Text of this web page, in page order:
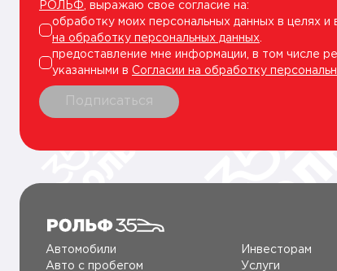
РОЛЬФ , выражаю свое согласие на:
обработку моих персональных данных в целях и
на обработку персональных данных
предоставление мне информации, в том числе
указанными в Согласии на обработку
Подписаться
Автомобили
Авто c пробегом
Инвесторам
Услуги